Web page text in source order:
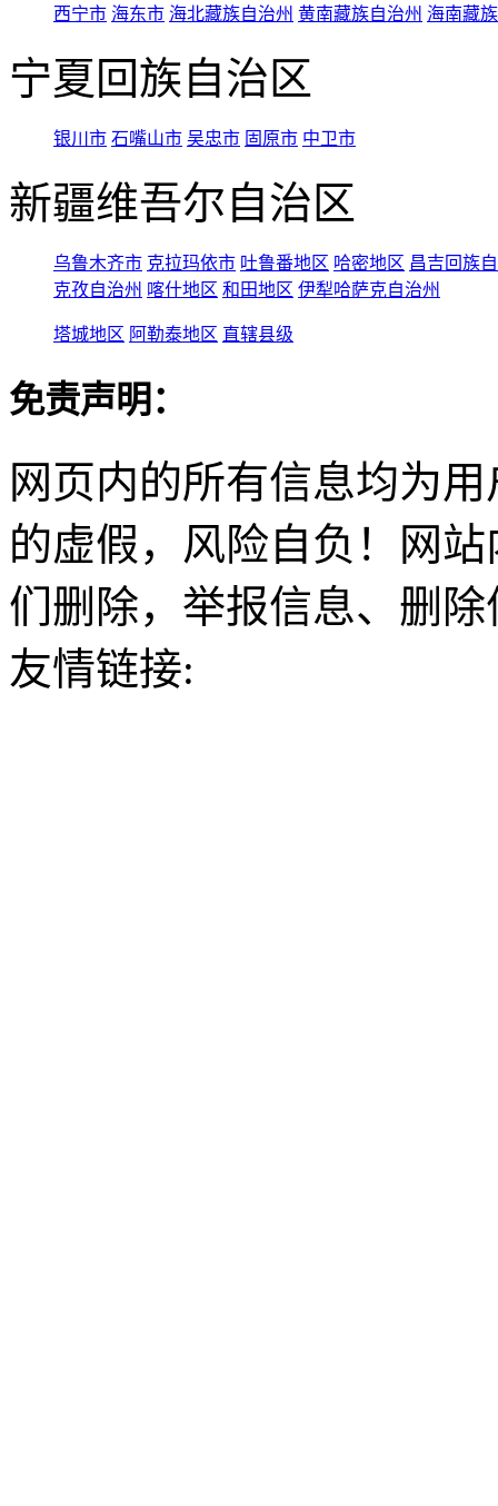
西宁市 海东市 海北藏族自治州 黄南藏族自治州 海南藏
宁夏回族自治区
银川市 石嘴山市 吴忠市 固原市 中卫市
新疆维吾尔自治区
乌鲁木齐市 克拉玛依市 吐鲁番地区 哈密地区 昌吉回族
克孜自治州 喀什地区 和田地区 伊犁哈萨克自治州
塔城地区 阿勒泰地区 直辖县级
免责声明：
网页内的所有信息均为
的虚假，风险自负！网
们删除，举报信息、删
友情链接: